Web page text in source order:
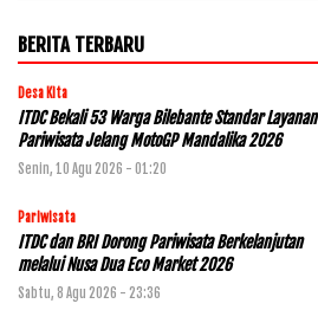
BERITA TERBARU
Desa Kita
ITDC Bekali 53 Warga Bilebante Standar Layanan
Pariwisata Jelang MotoGP Mandalika 2026
Senin, 10 Agu 2026 - 01:20
Pariwisata
ITDC dan BRI Dorong Pariwisata Berkelanjutan
melalui Nusa Dua Eco Market 2026
Sabtu, 8 Agu 2026 - 23:36